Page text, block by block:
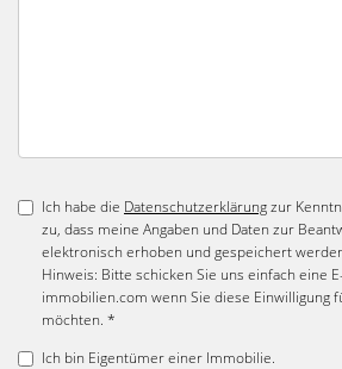
Ich habe die Datenschutzerklärungzur
zu, dass meine Angaben und Daten zur
elektronisch erhoben und gespeichert
Hinweis: Bitte schicken Sie uns einfach eine
immobilien.com wenn Sie diese Einwilligung
möchten. *
Ich bin Eigentümer einer Immobilie.